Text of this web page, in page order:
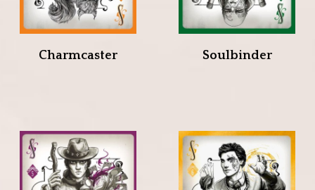
Charmcaster Soulbinder